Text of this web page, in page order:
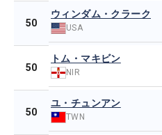
50
ウィンダム・クラーク
USA
50
トム・マキビン
NIR
50
ユ・チュンアン
TWN